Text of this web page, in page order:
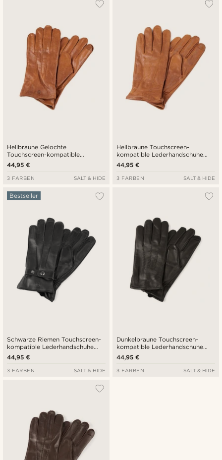
Hellbraune Gelochte
Touchscreen-kompatible
Lederhandschuhe aus Schafleder
44,95 €
3 FARBEN SALT & HIDE
Hellbraune Touchscreen-
kompatible Lederhandschuhe
aus Schafleder
44,95 €
3 FARBEN SALT & HIDE
Schwarze Riemen Touchscreen-
kompatible Lederhandschuhe
aus Schafleder
Bestseller
44,95 €
3 FARBEN SALT & HIDE
Dunkelbraune Touchscreen-
kompatible Lederhandschuhe
aus Schafleder
44,95 €
3 FARBEN SALT & HIDE